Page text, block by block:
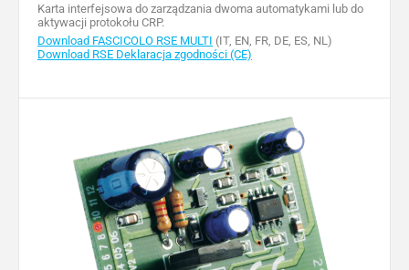
Karta interfejsowa do zarządzania dwoma automatykami lub do
aktywacji protokołu CRP.
Download FASCICOLO RSE MULTI (IT, EN, FR, DE, ES, NL)
Download RSE Deklaracja zgodności (CE)